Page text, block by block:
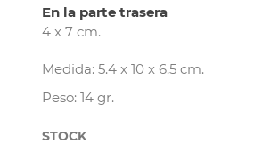
En la parte trasera
4 x 7 cm.
Medida: 5.4 x 10 x 6.5 cm.
Peso: 14 gr.
STOCK